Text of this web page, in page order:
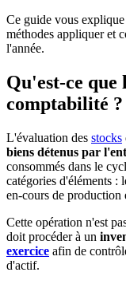
Ce guide vous
méthodes appliquer et
l'année.
Qu'est-ce que
comptabilité ?
L'évaluation des stocks
biens détenus par
consommés dans le
catégories d'éléments :
en-cours de production
Cette opération n'est
doit procéder à un
exercice afin de
d'actif.